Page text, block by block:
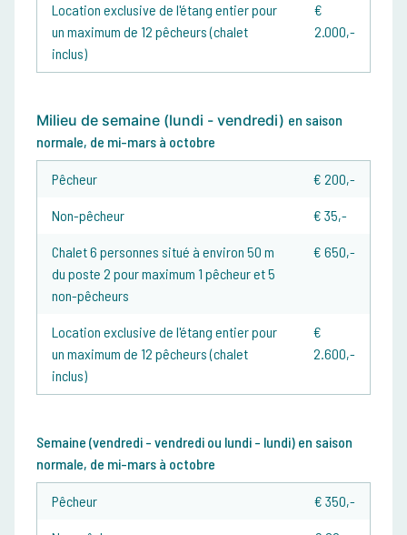
Location exclusive de l'étang entier pour
un maximum de 12 pêcheurs (chalet
inclus)
€
2.000,-
Milieu de semaine (lundi - vendredi) en saison
normale, de mi-mars à octobre
Pêcheur € 200,-
Non-pêcheur € 35,-
Chalet 6 personnes situé à environ 50 m
du poste 2 pour maximum 1 pêcheur et 5
non-pêcheurs
€ 650,-
Location exclusive de l'étang entier pour
un maximum de 12 pêcheurs (chalet
inclus)
€
2.600,-
Semaine (vendredi - vendredi ou lundi - lundi) en saison
normale, de mi-mars à octobre
Pêcheur € 350,-